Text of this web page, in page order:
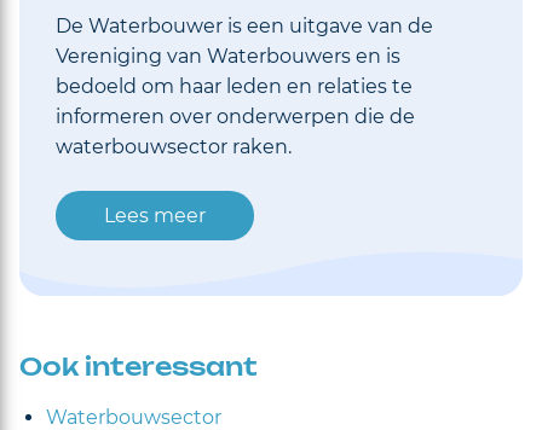
De Waterbouwer is een uitgave van de
Vereniging van Waterbouwers en is
bedoeld om haar leden en relaties te
informeren over onderwerpen die de
waterbouwsector raken.
Lees meer
Ook interessant
Waterbouwsector